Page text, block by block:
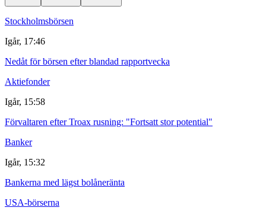
Stockholmsbörsen
Igår, 17:46
Nedåt för börsen efter blandad rapportvecka
Aktiefonder
Igår, 15:58
Förvaltaren efter Troax rusning: "Fortsatt stor potential"
Banker
Igår, 15:32
Bankerna med lägst bolåneränta
USA-börserna